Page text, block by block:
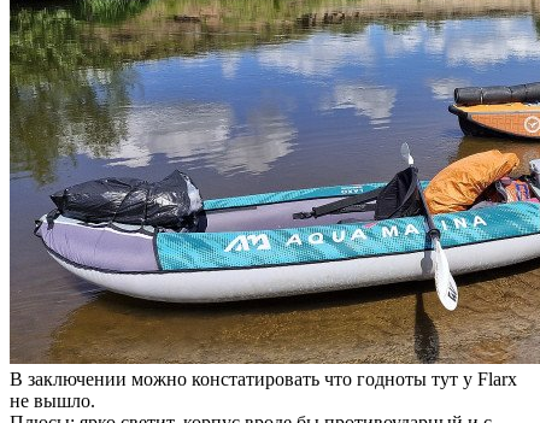
В заключении можно констатировать что годноты тут у Flarx
не вышло.